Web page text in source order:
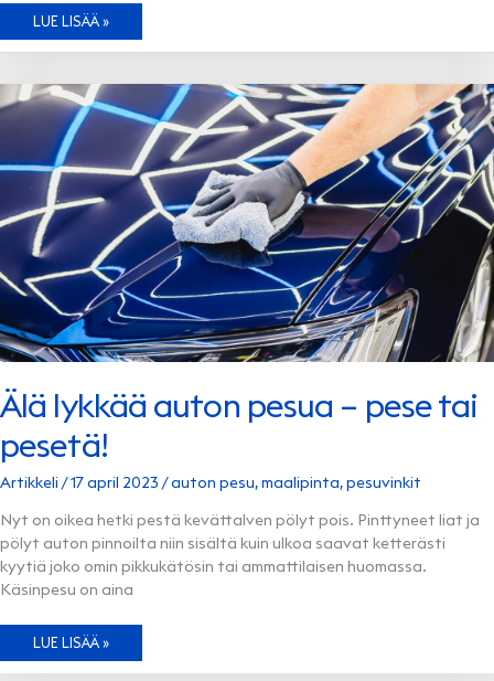
NÄIN
VASTAMAALATUN
LUE LISÄÄ »
Älä lykkää auton pesua – pese tai
pesetä!
Artikkeli /17 april 2023 /auton pesu,maalipinta,pesuvinkit
Nyt on oikea hetki pestä kevättalven pölyt pois. Pinttyneet liat ja
pölyt auton pinnoilta niin sisältä kuin ulkoa saavat ketterästi
kyytiä joko omin pikkukätösin tai ammattilaisen huomassa.
Käsinpesu on aina
ÄLÄ
AUTON
LUE LISÄÄ »